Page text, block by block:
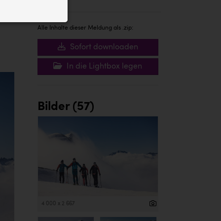
Alle Inhalte dieser Meldung als .zip:
Sofort downloaden
In die Lightbox legen
Bilder (57)
4 000 x 2 667
Website